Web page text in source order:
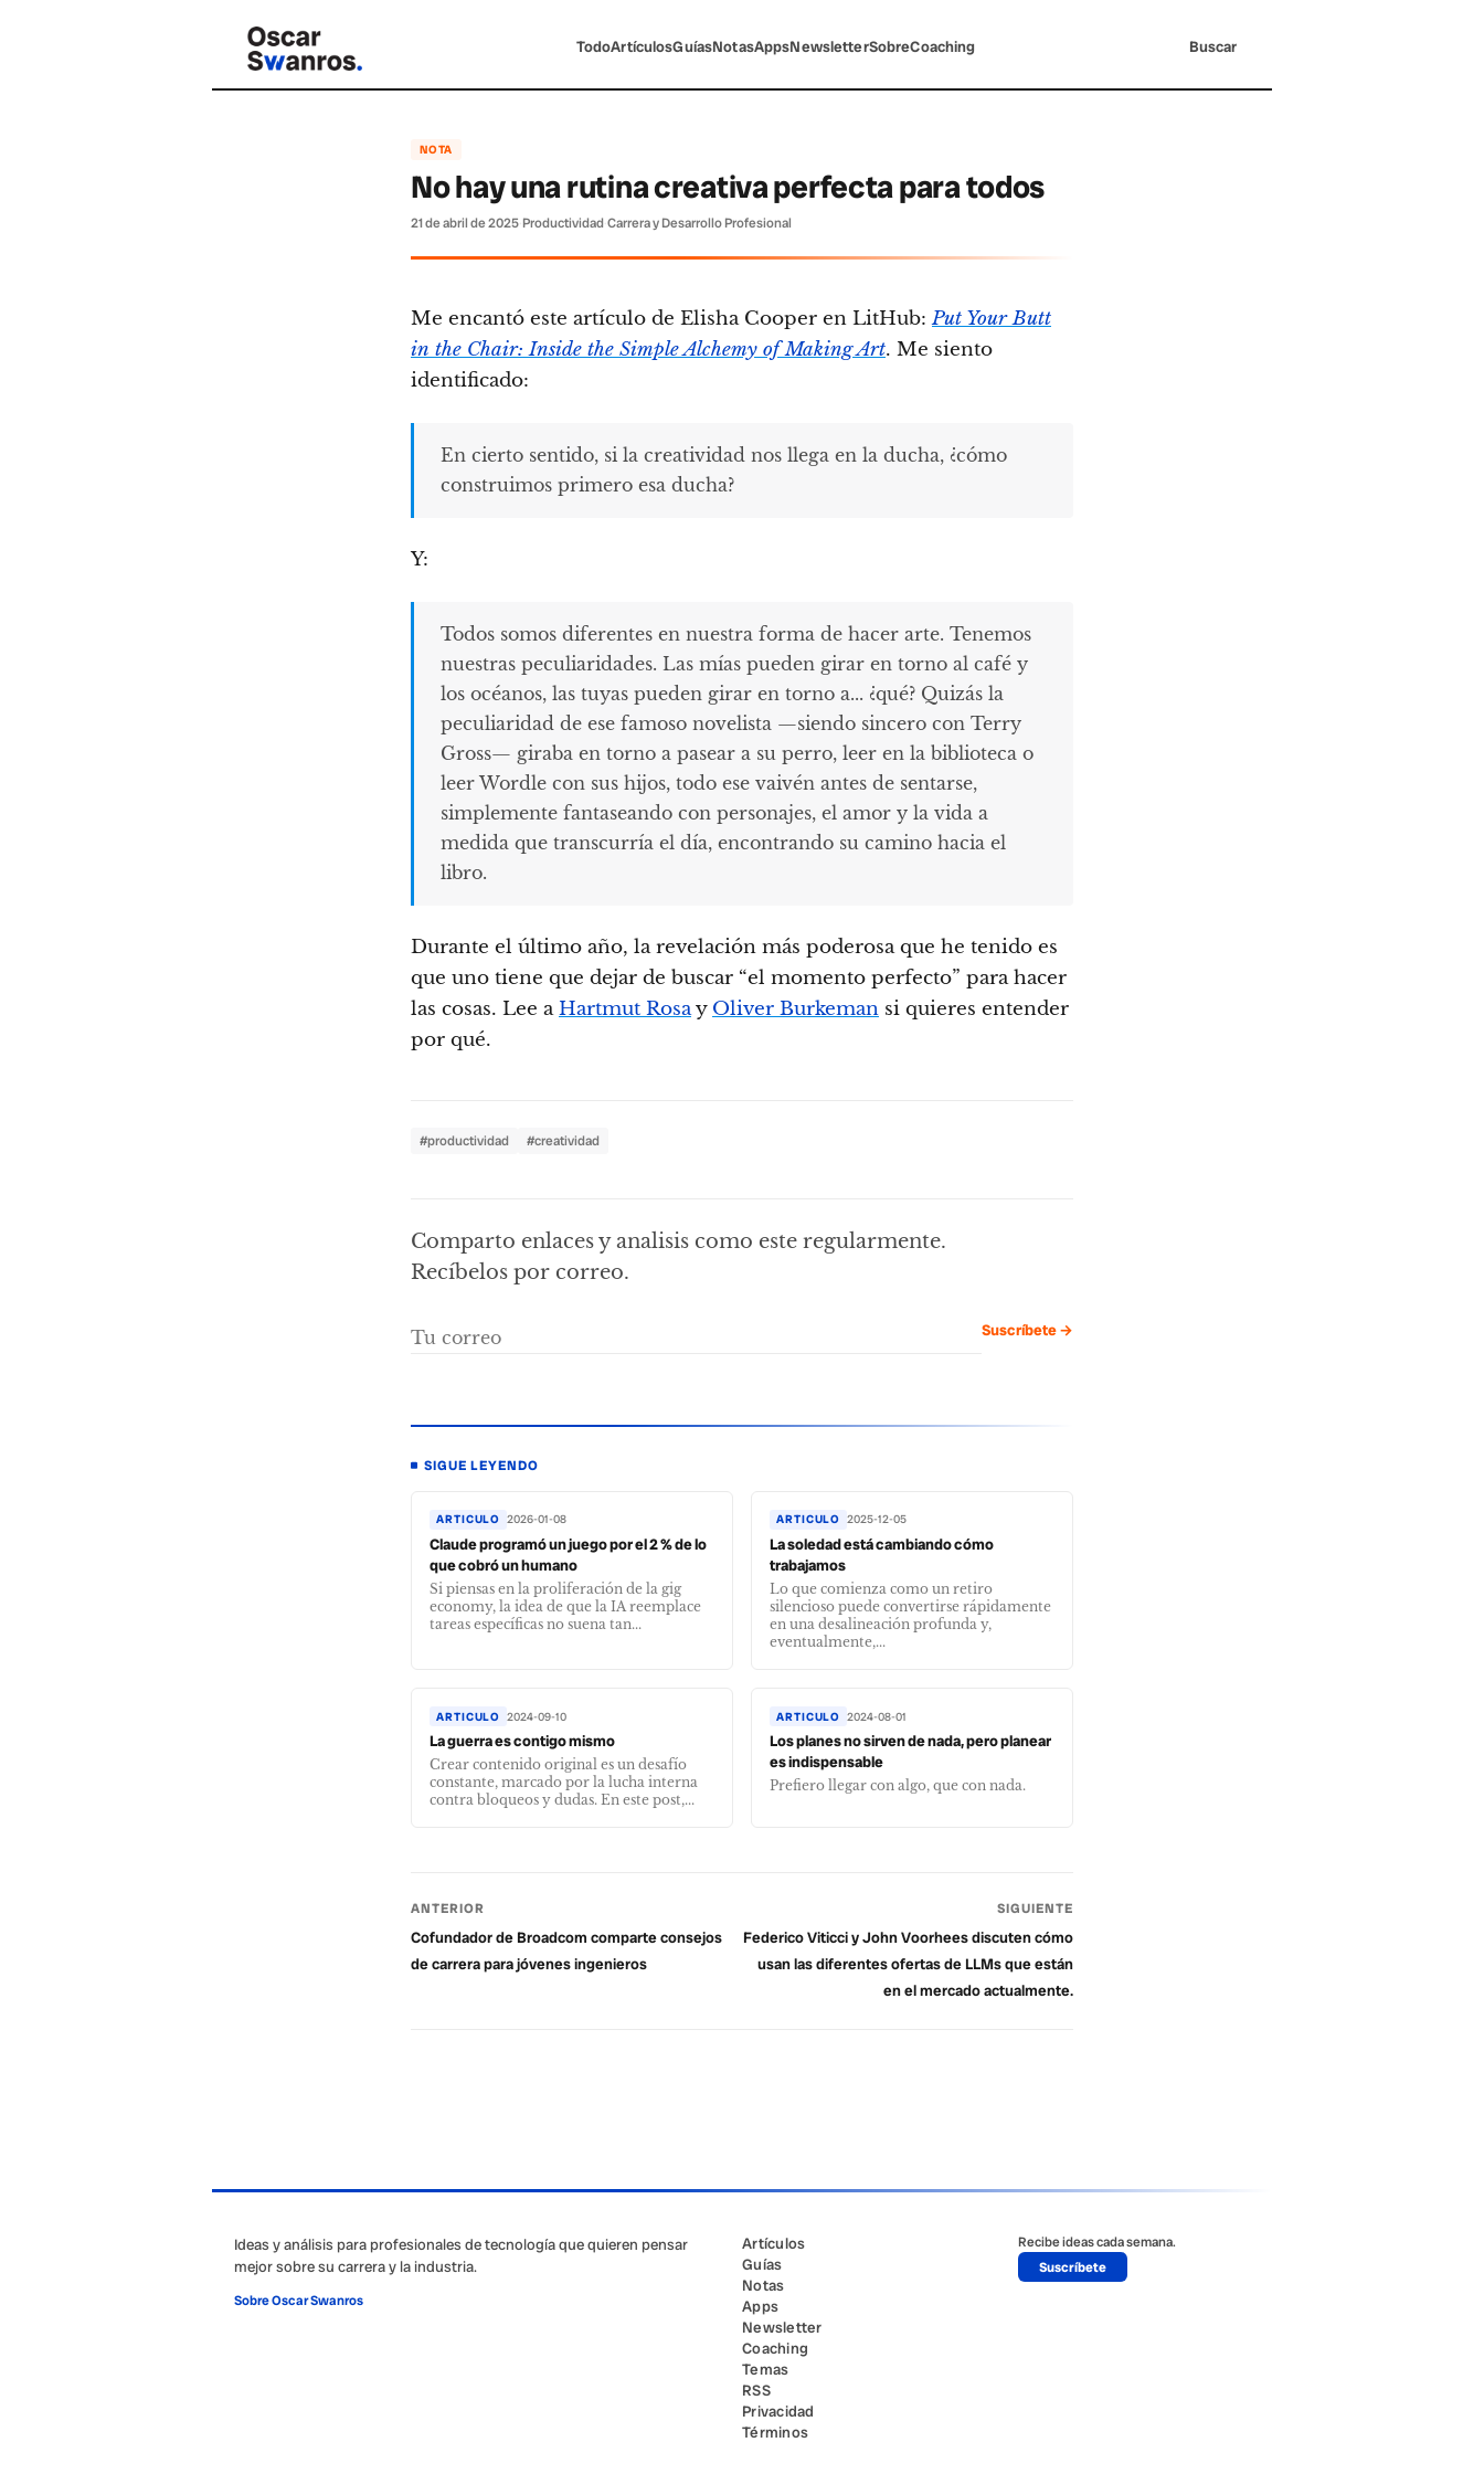
TodoArtículosGuíasNotasAppsNewsletterSobreCoaching Buscar
NOTA
No hay una rutina creativa perfecta para todos
21 de abril de 2025 ProductividadCarrera y Desarrollo Profesional
Me encantó este artículo de Elisha Cooper en LitHub:Put Your Butt
in the Chair: Inside the Simple Alchemy of Making Art. Me siento
identificado:
En cierto sentido, si la creatividad nos llega en la ducha, ¿cómo
construimos primero esa ducha?
Y:
Todos somos diferentes en nuestra forma de hacer arte. Tenemos
nuestras peculiaridades. Las mías pueden girar en torno al café y
los océanos, las tuyas pueden girar en torno a... ¿qué? Quizás la
peculiaridad de ese famoso novelista —siendo sincero con Terry
Gross— giraba en torno a pasear a su perro, leer en la biblioteca o
leer Wordle con sus hijos, todo ese vaivén antes de sentarse,
simplemente fantaseando con personajes, el amor y la vida a
medida que transcurría el día, encontrando su camino hacia el
libro.
Durante el último año, la revelación más poderosa que he tenido es
que uno tiene que dejar de buscar “el momento perfecto” para hacer
las cosas. Lee aHartmut Rosay Oliver Burkeman si quieres entender
por qué.
#productividad #creatividad
Comparto enlaces y analisis como este regularmente.
Recíbelos por correo.
Suscríbete →
SIGUE LEYENDO
ARTICULO 2026-01-08
Claude programó un juego por el 2 % de lo
que cobró un humano
Si piensas en la proliferación de la gig
economy, la idea de que la IA reemplace
tareas específicas no suena tan...
ARTICULO 2025-12-05
La soledad está cambiando cómo
trabajamos
Lo que comienza como un retiro
silencioso puede convertirse rápidamente
en una desalineación profunda y,
eventualmente,...
ARTICULO 2024-09-10
La guerra es contigo mismo
Crear contenido original es un desafío
constante, marcado por la lucha interna
contra bloqueos y dudas. En este post,...
ARTICULO 2024-08-01
Los planes no sirven de nada, pero planear
es indispensable
Prefiero llegar con algo, que con nada.
ANTERIOR
Cofundador de Broadcom comparte consejos
de carrera para jóvenes ingenieros
SIGUIENTE
Federico Viticci y John Voorhees discuten cómo
usan las diferentes ofertas de LLMs que están
en el mercado actualmente.
Ideas y análisis para profesionales de tecnología que quieren pensar
mejor sobre su carrera y la industria.
Sobre Oscar Swanros
Artículos
Guías
Notas
Apps
Newsletter
Coaching
Temas
RSS
Privacidad
Términos
Recibe ideas cada semana.
Suscríbete